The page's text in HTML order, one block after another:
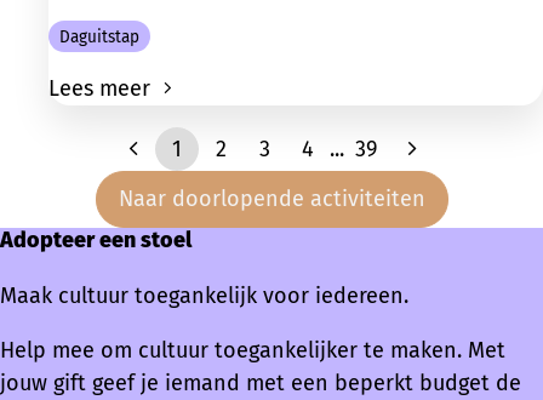
Daguitstap
Lees meer
1 2 3 4 ... 39
Naar doorlopende activiteiten
Adopteer een stoel
Maak cultuur toegankelijk voor iedereen.
Help mee om cultuur toegankelijker te maken. Met
jouw gift geef je iemand met een beperkt budget de